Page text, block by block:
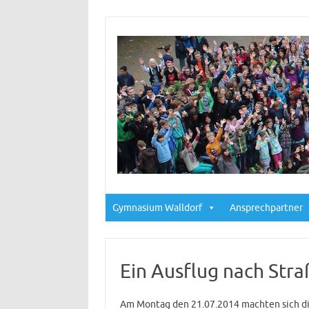
Gymnasium Walldorf Ansprechpartner
Ein Ausflug nach
Am Montag den 21.07.2014 machten sich